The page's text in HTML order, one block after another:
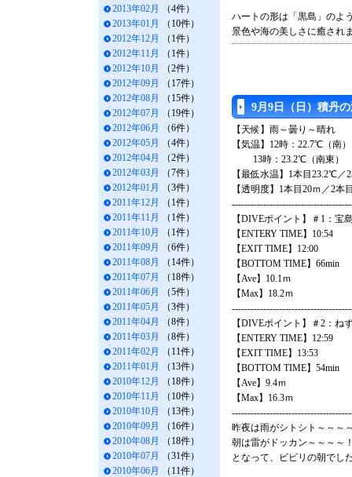
ハートの形は「黒島」のよ
景色や海の美しさに癒され
9月9日（日）積丹
【天候】雨～曇り～晴れ
【気温】12時：22.7℃（南）
13時：23.2℃（南東）
【最低水温】1本目23.2℃／
【透明度】1本目20ｍ／2本
【DIVEポイント】＃1：宝
【ENTERY TIME】10:54
【EXIT TIME】12:00
【BOTTOM TIME】66min
【Ave】10.1ｍ
【Max】18.2ｍ
【DIVEポイント】＃2：ね
【ENTERY TIME】12:59
【EXIT TIME】13:53
【BOTTOM TIME】54min
【Ave】9.4ｍ
【Max】16.3ｍ
昨夜は雨がシトシト～～～
朝は雷がドッカン～～～～
となって、ビビリの朝でし
2013年02月
（4件）
2013年01月
（10件）
2012年12月
（1件）
2012年11月
（1件）
2012年10月
（2件）
2012年09月
（17件）
2012年08月
（15件）
2012年07月
（19件）
2012年06月
（6件）
2012年05月
（4件）
2012年04月
（2件）
2012年03月
（7件）
2012年01月
（3件）
2011年12月
（1件）
2011年11月
（1件）
2011年10月
（1件）
2011年09月
（6件）
2011年08月
（14件）
2011年07月
（18件）
2011年06月
（5件）
2011年05月
（3件）
2011年04月
（8件）
2011年03月
（8件）
2011年02月
（11件）
2011年01月
（13件）
2010年12月
（18件）
2010年11月
（10件）
2010年10月
（13件）
2010年09月
（16件）
2010年08月
（18件）
2010年07月
（31件）
2010年06月
（11件）